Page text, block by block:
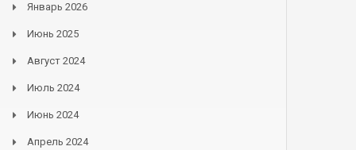
Январь 2026
Июнь 2025
Август 2024
Июль 2024
Июнь 2024
Апрель 2024